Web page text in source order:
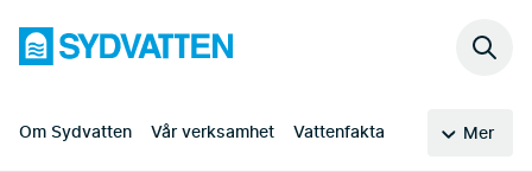
huvudinnehållet
Sydvatten
Om Sydvatten Vår verksamhet Vattenfakta Mer
Sök